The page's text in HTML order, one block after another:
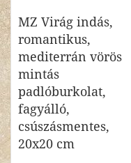
MZ Virág indás,
romantikus,
mediterrán vörös
mintás
padlóburkolat,
fagyálló,
csúszásmentes,
20x20 cm